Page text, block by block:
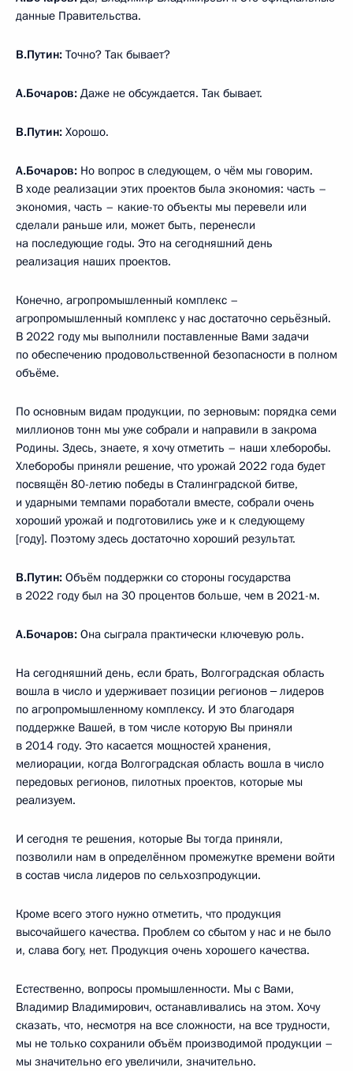
данные Правительства.
В.Путин: Точно? Так бывает?
А.Бочаров: Даже не обсуждается. Так бывает.
В.Путин: Хорошо.
А.Бочаров: Но вопрос в следующем, о чём мы говорим.
В ходе реализации этих проектов была экономия: часть –
экономия, часть – какие-то объекты мы перевели или
сделали раньше или, может быть, перенесли
на последующие годы. Это на сегодняшний день
реализация наших проектов.
Конечно, агропромышленный комплекс –
агропромышленный комплекс у нас достаточно серьёзный.
В 2022 году мы выполнили поставленные Вами задачи
по обеспечению продовольственной безопасности в полном
объёме.
По основным видам продукции, по зерновым: порядка семи
миллионов тонн мы уже собрали и направили в закрома
Родины. Здесь, знаете, я хочу отметить – наши хлеборобы.
Хлеборобы приняли решение, что урожай 2022 года будет
посвящён 80-летию победы в Сталинградской битве,
и ударными темпами поработали вместе, собрали очень
хороший урожай и подготовились уже и к следующему
[году]. Поэтому здесь достаточно хороший результат.
В.Путин: Объём поддержки со стороны государства
в 2022 году был на 30 процентов больше, чем в 2021-м.
А.Бочаров: Она сыграла практически ключевую роль.
На сегодняшний день, если брать, Волгоградская область
вошла в число и удерживает позиции регионов ‒ лидеров
по агропромышленному комплексу. И это благодаря
поддержке Вашей, в том числе которую Вы приняли
в 2014 году. Это касается мощностей хранения,
мелиорации, когда Волгоградская область вошла в число
передовых регионов, пилотных проектов, которые мы
реализуем.
И сегодня те решения, которые Вы тогда приняли,
позволили нам в определённом промежутке времени войти
в состав числа лидеров по сельхозпродукции.
Кроме всего этого нужно отметить, что продукция
высочайшего качества. Проблем со сбытом у нас и не было
и, слава богу, нет. Продукция очень хорошего качества.
Естественно, вопросы промышленности. Мы с Вами,
Владимир Владимирович, останавливались на этом. Хочу
сказать, что, несмотря на все сложности, на все трудности,
мы не только сохранили объём производимой продукции –
мы значительно его увеличили, значительно.